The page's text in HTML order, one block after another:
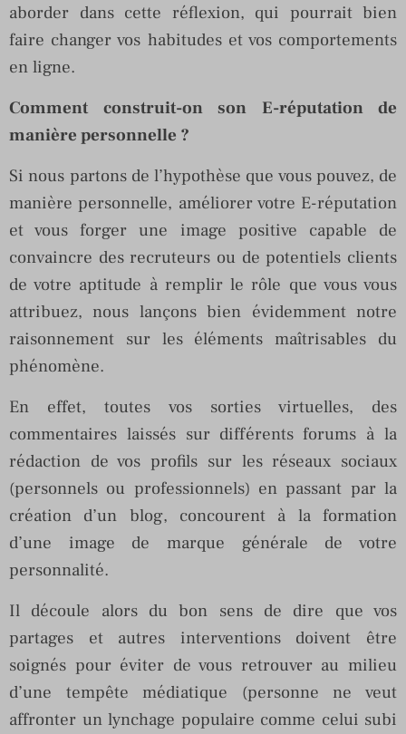
aborder dans cette réflexion, qui pourrait bien
faire changer vos habitudes et vos comportements
en ligne.
Comment construit-on son E-réputation de
manière personnelle ?
Si nous partons de l’hypothèse que vous pouvez, de
manière personnelle, améliorer votre E-réputation
et vous forger une image positive capable de
convaincre des recruteurs ou de potentiels clients
de votre aptitude à remplir le rôle que vous vous
attribuez, nous lançons bien évidemment notre
raisonnement sur les éléments maîtrisables du
phénomène.
En effet, toutes vos sorties virtuelles, des
commentaires laissés sur différents forums à la
rédaction de vos profils sur les réseaux sociaux
(personnels ou professionnels) en passant par la
création d’un blog, concourent à la formation
d’une image de marque générale de votre
personnalité.
Il découle alors du bon sens de dire que vos
partages et autres interventions doivent être
soignés pour éviter de vous retrouver au milieu
d’une tempête médiatique (personne ne veut
affronter un lynchage populaire comme celui subi